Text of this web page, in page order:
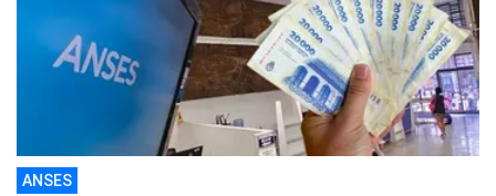
ANSES